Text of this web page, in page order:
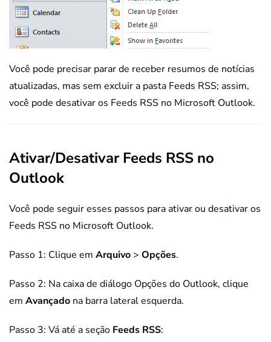
Você pode precisar parar de receber resumos de notícias
atualizadas, mas sem excluir a pasta Feeds RSS; assim,
você pode desativar os Feeds RSS no Microsoft Outlook.
Ativar/Desativar Feeds RSS no
Outlook
Você pode seguir esses passos para ativar ou desativar os
Feeds RSS no Microsoft Outlook.
Passo 1: Clique em Arquivo > Opções.
Passo 2: Na caixa de diálogo Opções do Outlook, clique
em Avançado na barra lateral esquerda.
Passo 3: Vá até a seção Feeds RSS: